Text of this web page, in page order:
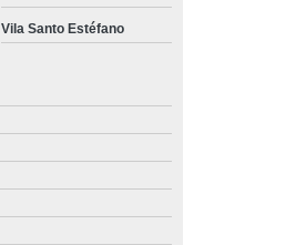
Vila Santo Estéfano